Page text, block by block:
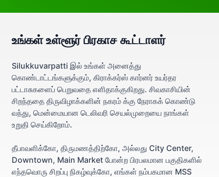
உங்கள் உள்ளூர் பிரகாச கூட்டாளர்
Silukkuvarpatti இல் உங்கள் அனைத்து
கொண்டாட்டங்களுக்கும், கிராக்கர்ஸ் கார்னர் உயர்தர
பட்டாசுகளைப் பெறுவதை எளிதாக்குகிறது. சிவகாசியின்
சிறந்ததை திருவிழாக்களின் நகரம் க்கு நேராகக் கொண்டு
வந்து, மென்மையான டெலிவரி செயல்முறையை நாங்கள்
உறுதி செய்கிறோம்.
தீபாவளிக்கோ, திருமணத்திற்கோ, அல்லது City Center,
Downtown, Main Market போன்ற பிரபலமான பகுதிகளில்
எந்தவொரு சிறப்பு நிகழ்வுக்கோ, எங்கள் நம்பகமான MSS